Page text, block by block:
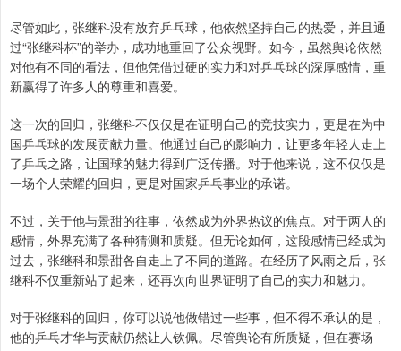
尽管如此，张继科没有放弃乒乓球，他依然坚持自己的热爱，并且通
过“张继科杯”的举办，成功地重回了公众视野。如今，虽然舆论依然
对他有不同的看法，但他凭借过硬的实力和对乒乓球的深厚感情，重
新赢得了许多人的尊重和喜爱。
这一次的回归，张继科不仅仅是在证明自己的竞技实力，更是在为中
国乒乓球的发展贡献力量。他通过自己的影响力，让更多年轻人走上
了乒乓之路，让国球的魅力得到广泛传播。对于他来说，这不仅仅是
一场个人荣耀的回归，更是对国家乒乓事业的承诺。
不过，关于他与景甜的往事，依然成为外界热议的焦点。对于两人的
感情，外界充满了各种猜测和质疑。但无论如何，这段感情已经成为
过去，张继科和景甜各自走上了不同的道路。在经历了风雨之后，张
继科不仅重新站了起来，还再次向世界证明了自己的实力和魅力。
对于张继科的回归，你可以说他做错过一些事，但不得不承认的是，
他的乒乓才华与贡献仍然让人钦佩。尽管舆论有所质疑，但在赛场